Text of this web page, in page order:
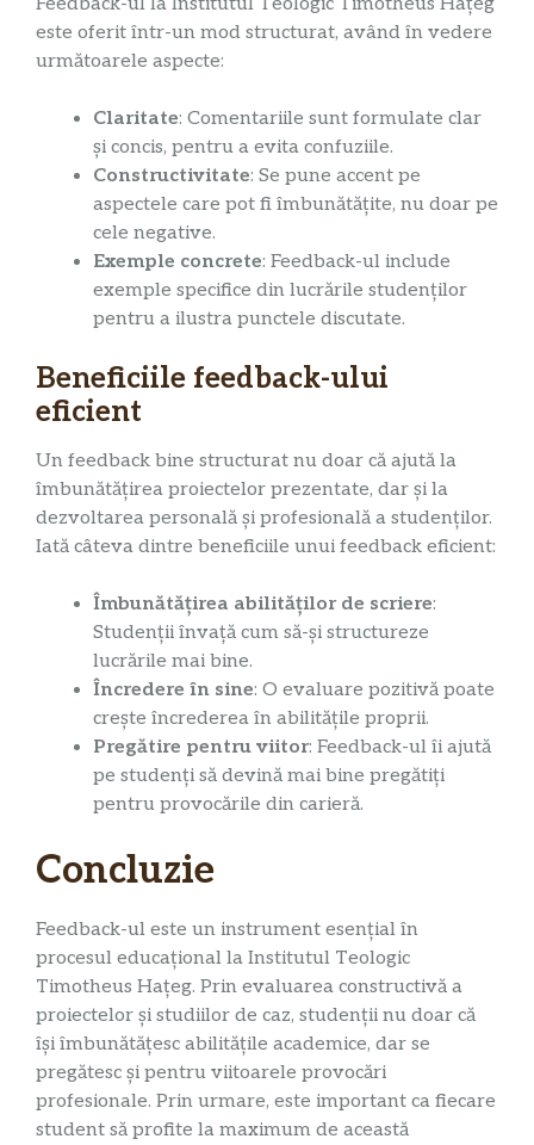
Feedback-ul la Institutul Teologic Timotheus Hațeg
este oferit într-un mod structurat, având în vedere
următoarele aspecte:
Claritate: Comentariile sunt formulate clar
și concis, pentru a evita confuziile.
Constructivitate: Se pune accent pe
aspectele care pot fi îmbunătățite, nu doar pe
cele negative.
Exemple concrete: Feedback-ul include
exemple specifice din lucrările studenților
pentru a ilustra punctele discutate.
Beneficiile feedback-ului
eficient
Un feedback bine structurat nu doar că ajută la
îmbunătățirea proiectelor prezentate, dar și la
dezvoltarea personală și profesională a studenților.
Iată câteva dintre beneficiile unui feedback eficient:
Îmbunătățirea abilităților de scriere:
Studenții învață cum să-și structureze
lucrările mai bine.
Încredere în sine: O evaluare pozitivă poate
crește încrederea în abilitățile proprii.
Pregătire pentru viitor: Feedback-ul îi ajută
pe studenți să devină mai bine pregătiți
pentru provocările din carieră.
Concluzie
Feedback-ul este un instrument esențial în
procesul educațional la Institutul Teologic
Timotheus Hațeg. Prin evaluarea constructivă a
proiectelor și studiilor de caz, studenții nu doar că
își îmbunătățesc abilitățile academice, dar se
pregătesc și pentru viitoarele provocări
profesionale. Prin urmare, este important ca fiecare
student să profite la maximum de această